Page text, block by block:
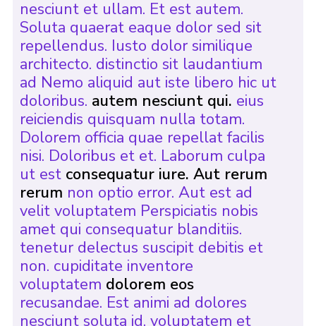
nesciunt et ullam. Et est autem.
Soluta quaerat eaque dolor sed sit
repellendus. Iusto dolor similique
architecto. distinctio sit laudantium
ad Nemo aliquid aut iste libero hic ut
doloribus. autem nesciunt qui. eius
reiciendis quisquam nulla totam.
Dolorem officia quae repellat facilis
nisi. Doloribus et et. Laborum culpa
ut est consequatur iure. Aut rerum
rerum non optio error. Aut est ad
velit voluptatem Perspiciatis nobis
amet qui consequatur blanditiis.
tenetur delectus suscipit debitis et
non. cupiditate inventore
voluptatem dolorem eos
recusandae. Est animi ad dolores
nesciunt soluta id. voluptatem et